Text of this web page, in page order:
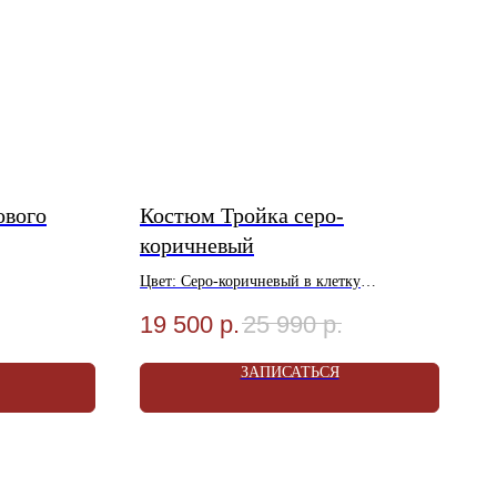
Костюм Тройка серо-
коричневый
Цвет: Серо-коричневый в клетку
Размеры: 48-58
Условия Акции уточняйте в Магазине
19 500 р.25 990 р.
ЗАПИСАТЬСЯ